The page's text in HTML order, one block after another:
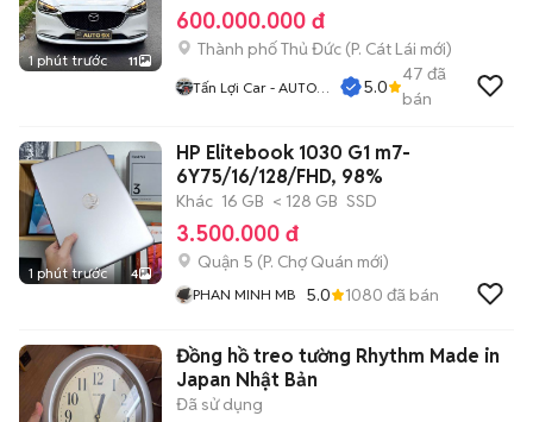
1 phút trước 11
600.000.000 đ
Thành phố Thủ Đức (P. Cát Lái mới)
Tấn Lợi Car - AUTO
5.0
47 đã
bán
1 phút trước 4
HP Elitebook 1030 G1 m7-
6Y75/16/128/FHD, 98%
Khác 16 GB < 128 GB SSD
3.500.000 đ
Quận 5 (P. Chợ Quán mới)
PHAN MINH MB 5.0 1080 đã bán
Đồng hồ treo tường Rhythm Made in
Japan Nhật Bản
Đã sử dụng